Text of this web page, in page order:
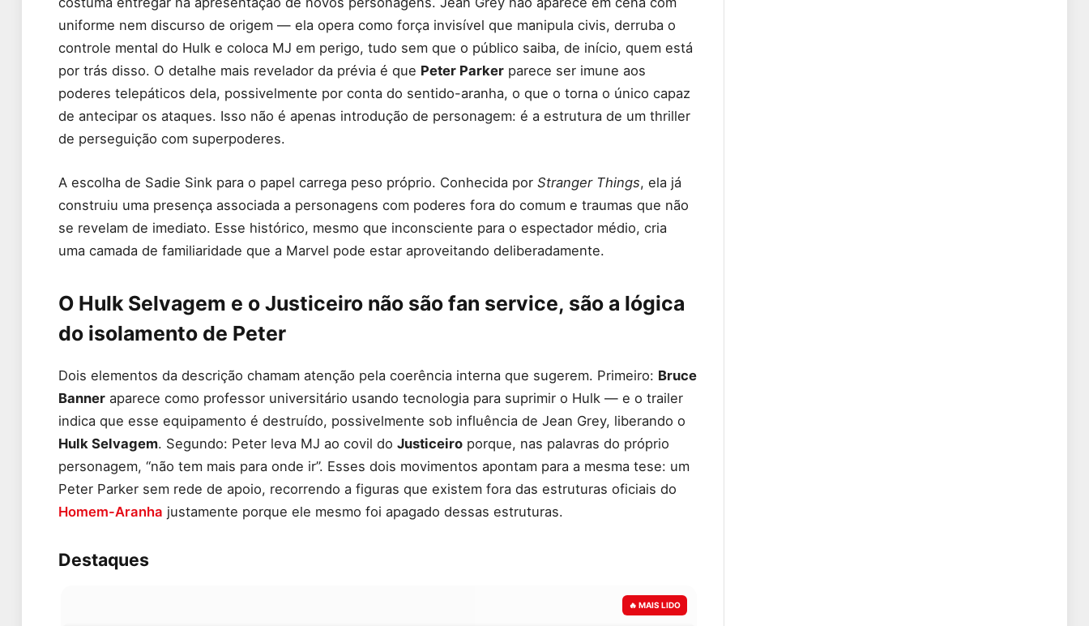
uniforme nem discurso de origem — ela opera como força invisível que manipula civis, derruba o
controle mental do Hulk e coloca MJ em perigo, tudo sem que o público saiba, de início, quem está
por trás disso. O detalhe mais revelador da prévia é que Peter Parker parece ser imune aos
poderes telepáticos dela, possivelmente por conta do sentido-aranha, o que o torna o único capaz
de antecipar os ataques. Isso não é apenas introdução de personagem: é a estrutura de um thriller
de perseguição com superpoderes.
A escolha de Sadie Sink para o papel carrega peso próprio. Conhecida por Stranger Things, ela já
construiu uma presença associada a personagens com poderes fora do comum e traumas que não
se revelam de imediato. Esse histórico, mesmo que inconsciente para o espectador médio, cria
uma camada de familiaridade que a Marvel pode estar aproveitando deliberadamente.
O Hulk Selvagem e o Justiceiro não são fan service, são a lógica
do isolamento de Peter
Dois elementos da descrição chamam atenção pela coerência interna que sugerem. Primeiro: Bruce
Banner aparece como professor universitário usando tecnologia para suprimir o Hulk — e o trailer
indica que esse equipamento é destruído, possivelmente sob influência de Jean Grey, liberando o
Hulk Selvagem. Segundo: Peter leva MJ ao covil do Justiceiro porque, nas palavras do próprio
personagem, “não tem mais para onde ir”. Esses dois movimentos apontam para a mesma tese: um
Peter Parker sem rede de apoio, recorrendo a figuras que existem fora das estruturas oficiais do
Homem-Aranha justamente porque ele mesmo foi apagado dessas estruturas.
Destaques